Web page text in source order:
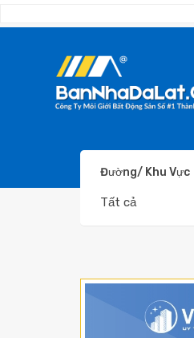
Đường/ Khu Vực
Tất cả